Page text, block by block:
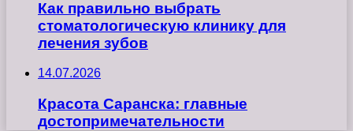
Как правильно выбрать
стоматологическую клинику для
лечения зубов
14.07.2026
Красота Саранска: главные
достопримечательности